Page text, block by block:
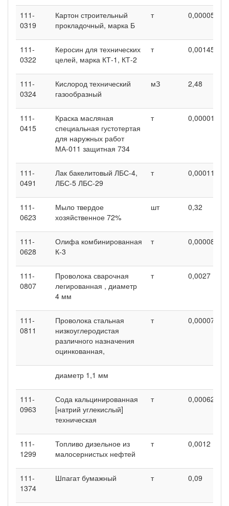
111-
0319
Картон строительный
прокладочный, марка Б
т 0,00005
111-
0322
Керосин для технических
целей, марка КТ-1, КТ-2
т 0,00145
111-
0324
Кислород технический
газообразный
мЗ 2,48
111-
0415
Краска масляная
специальная густотертая
для наружных работ
МА-011 защитная 734
т 0,00001
111-
0491
Лак бакелитовый ЛБС-4,
ЛБС-5 ЛБС-29
т 0,00011
111-
0623
Мыло твердое
хозяйственное 72%
шт 0,32
111-
0628
Олифа комбинированная
К-3
т 0,00008
111-
0807
Проволока сварочная
легированная , диаметр
4 мм
т 0,0027
111-
0811
Проволока стальная
низкоуглеродистая
различного назначения
оцинкованная,
т 0,00007
диаметр 1,1 мм
111-
0963
Сода кальцинированная
[натрий углекислый]
техническая
т 0,00062
111-
1299
Топливо дизельное из
малосернистых нефтей
т 0,0012
111-
1374
Шпагат бумажный т 0,09